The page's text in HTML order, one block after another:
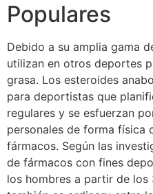
Populares
Debido a su amplia gama
utilizan en otros deportes
grasa. Los esteroides
para deportistas que
regulares y se esfuerzan
personales de forma física
fármacos. Según las
de fármacos con fines
los hombres a partir de los